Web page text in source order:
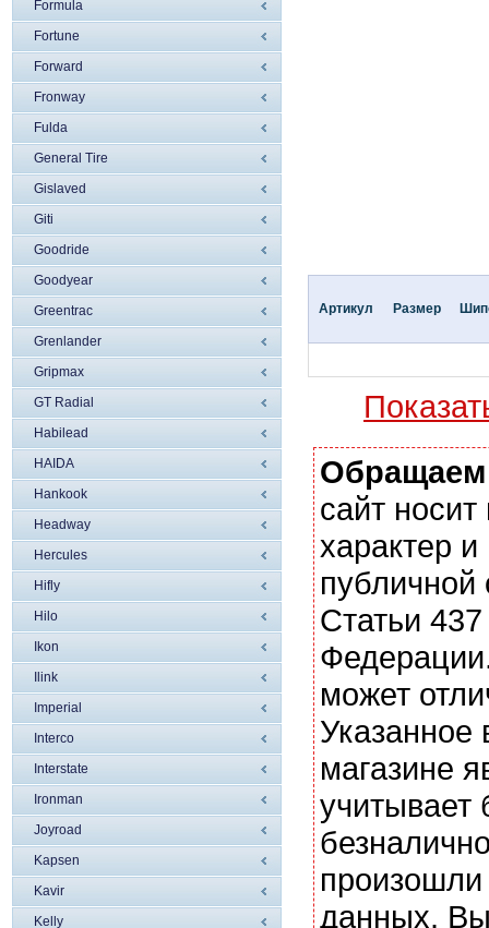
Formula
Fortune
Forward
Fronway
Fulda
General Tire
Gislaved
Giti
Goodride
Goodyear
Greentrac
Grenlander
Gripmax
GT Radial
Habilead
HAIDA
Hankook
Headway
Hercules
Hifly
Hilo
Ikon
Ilink
Imperial
Interco
Interstate
Ironman
Joyroad
Kapsen
Kavir
Kelly
Артикул Размер
сайт
характер
Статьи
может
магазине
учитывает
данных. Вы